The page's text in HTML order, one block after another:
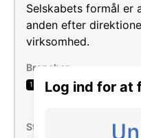
Log ind for at
Selskabets formål
anden efter
virksomhed.
Brancher
1
Reparation og
Størrelse